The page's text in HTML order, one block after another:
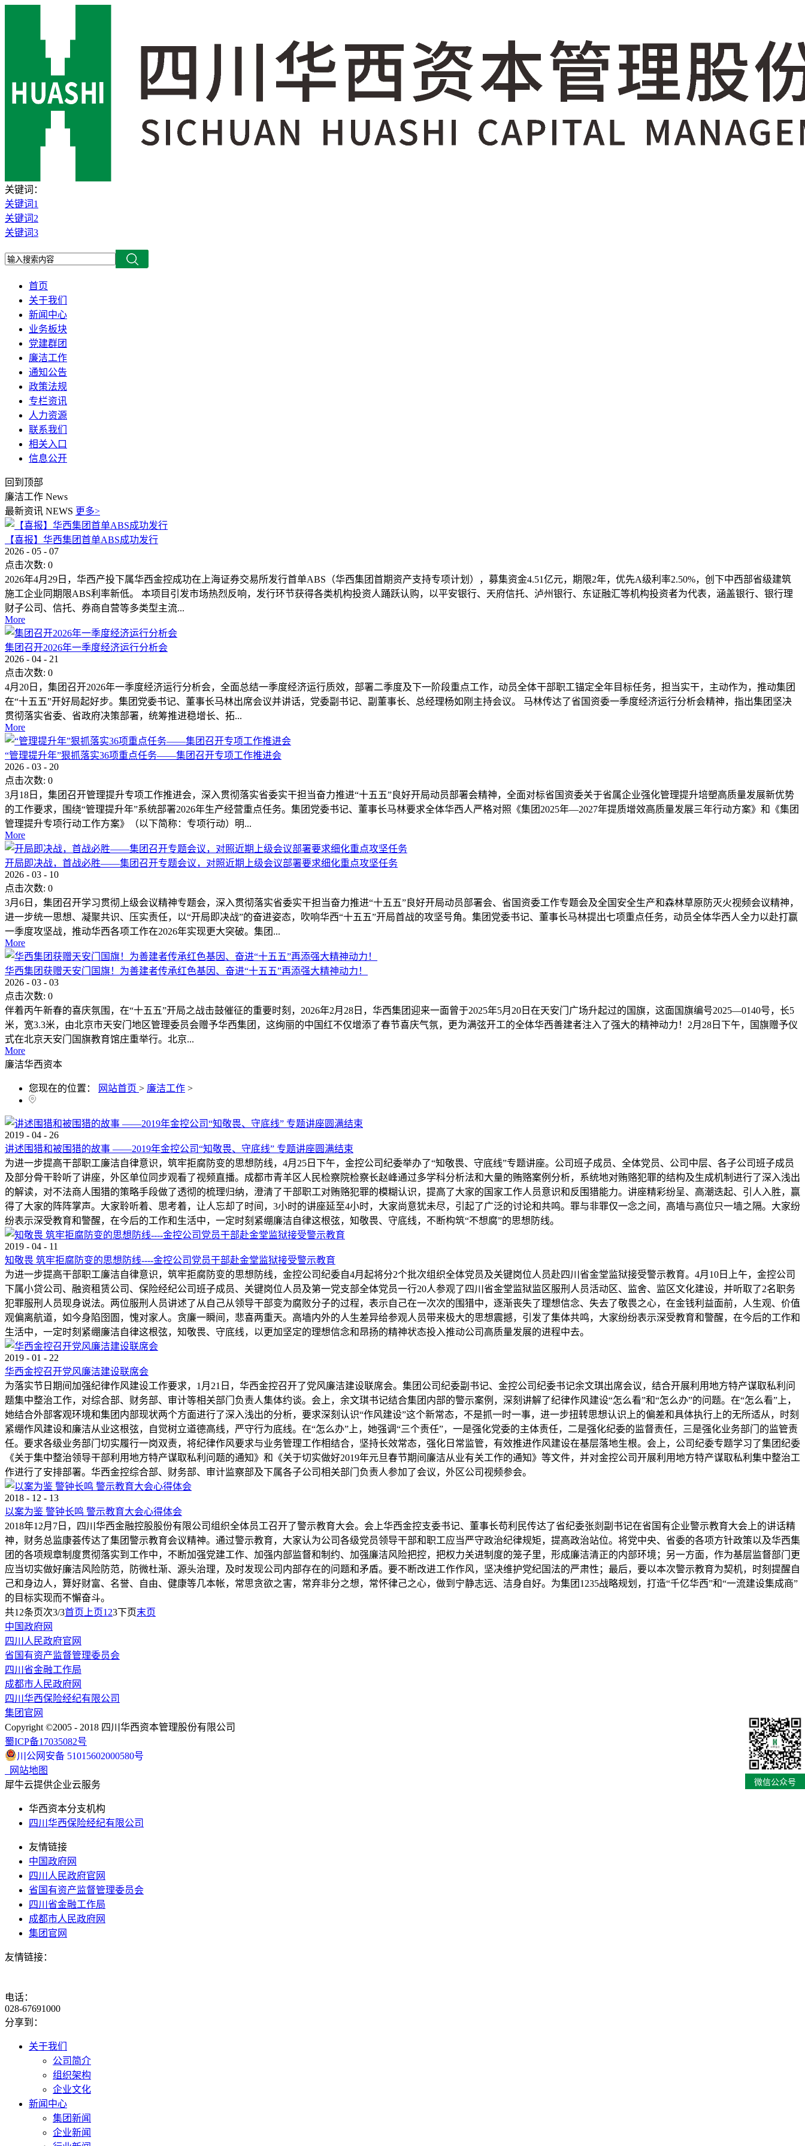
关键词：
关键词1
关键词2
关键词3
首页
关于我们
新闻中心
业务板块
党建群团
廉洁工作
通知公告
政策法规
专栏资讯
人力资源
联系我们
相关入口
信息公开
回到顶部
廉洁工作 News
最新资讯 NEWS 更多>
【喜报】华西集团首单ABS成功发行
2026 - 05 - 07
点击次数: 0
2026年4月29日，华西产投下属华西金控成功在上海证券交易所发行首单ABS（华西集团首期资产支持专项计划），募集资金4.51亿元，期限2年，优先A级利率2.50%，创下中西部省级建筑
施工企业同期限ABS利率新低。 本项目引发市场热烈反响，发行环节获得各类机构投资人踊跃认购，以平安银行、天府信托、泸州银行、东证融汇等机构投资者为代表，涵盖银行、银行理
财子公司、信托、券商自营等多类型主流...
More
集团召开2026年一季度经济运行分析会
2026 - 04 - 21
点击次数: 0
4月20日，集团召开2026年一季度经济运行分析会，全面总结一季度经济运行质效，部署二季度及下一阶段重点工作，动员全体干部职工锚定全年目标任务，担当实干，主动作为，推动集团
在“十五五”开好局起好步。集团党委书记、董事长马林出席会议并讲话，党委副书记、副董事长、总经理杨如刚主持会议。 马林传达了省国资委一季度经济运行分析会精神，指出集团坚决
贯彻落实省委、省政府决策部署，统筹推进稳增长、拓...
More
“管理提升年”狠抓落实36项重点任务——集团召开专项工作推进会
2026 - 03 - 20
点击次数: 0
3月18日，集团召开管理提升专项工作推进会，深入贯彻落实省委实干担当奋力推进“十五五”良好开局动员部署会精神，全面对标省国资委关于省属企业强化管理提升培塑高质量发展新优势
的工作要求，围绕“管理提升年”系统部署2026年生产经营重点任务。集团党委书记、董事长马林要求全体华西人严格对照《集团2025年—2027年提质增效高质量发展三年行动方案》和《集团
管理提升专项行动工作方案》（以下简称：专项行动）明...
More
开局即决战，首战必胜——集团召开专题会议，对照近期上级会议部署要求细化重点攻坚任务
2026 - 03 - 10
点击次数: 0
3月6日，集团召开学习贯彻上级会议精神专题会，深入贯彻落实省委实干担当奋力推进“十五五”良好开局动员部署会、省国资委工作专题会及全国安全生产和森林草原防灭火视频会议精神，
进一步统一思想、凝聚共识、压实责任，以“开局即决战”的奋进姿态，吹响华西“十五五”开局首战的攻坚号角。集团党委书记、董事长马林提出七项重点任务，动员全体华西人全力以赴打赢
一季度攻坚战，推动华西各项工作在2026年实现更大突破。集团...
More
华西集团获赠天安门国旗！为善建者传承红色基因、奋进“十五五”再添强大精神动力！
2026 - 03 - 03
点击次数: 0
伴着丙午新春的喜庆氛围，在“十五五”开局之战击鼓催征的重要时刻，2026年2月28日，华西集团迎来一面曾于2025年5月20日在天安门广场升起过的国旗，这面国旗编号2025—0140号，长5
米，宽3.3米，由北京市天安门地区管理委员会赠予华西集团，这绚丽的中国红不仅增添了春节喜庆气氛，更为满弦开工的全体华西善建者注入了强大的精神动力！2月28日下午，国旗赠予仪
式在北京天安门国旗教育馆庄重举行。北京...
More
廉洁华西资本
您现在的位置： 网站首页 > 廉洁工作 >
2019 - 04 - 26
讲述围猎和被围猎的故事 ——2019年金控公司“知敬畏、守底线” 专题讲座圆满结束
为进一步提高干部职工廉洁自律意识，筑牢拒腐防变的思想防线，4月25日下午，金控公司纪委举办了“知敬畏、守底线”专题讲座。公司班子成员、全体党员、公司中层、各子公司班子成员
及部分骨干聆听了讲座，外区单位同步观看了视频直播。成都市青羊区人民检察院检察长赵峰通过多学科分析法和大量的贿赂案例分析，系统地对贿赂犯罪的结构及生成机制进行了深入浅出
的解读，对不法商人围猎的策略手段做了透彻的梳理归纳，澄清了干部职工对贿赂犯罪的模糊认识，提高了大家的国家工作人员意识和反围猎能力。讲座精彩纷呈、高潮迭起、引人入胜，赢
得了大家的阵阵掌声。大家聆听着、思考着，让人忘却了时间，3小时的讲座延至4小时，大家尚意犹未尽，引起了广泛的讨论和共鸣。罪与非罪仅一念之间，高墙与高位只一墙之隔。大家纷
纷表示深受教育和警醒，在今后的工作和生活中，一定时刻紧绷廉洁自律这根弦，知敬畏、守底线，不断构筑“不想腐”的思想防线。
2019 - 04 - 11
知敬畏 筑牢拒腐防变的思想防线----金控公司党员干部赴金堂监狱接受警示教育
为进一步提高干部职工廉洁自律意识，筑牢拒腐防变的思想防线，金控公司纪委自4月起将分2个批次组织全体党员及关键岗位人员赴四川省金堂监狱接受警示教育。4月10日上午，金控公司
下属小贷公司、融资租赁公司、保险经纪公司班子成员、关键岗位人员及第一党支部全体党员一行20人参观了四川省金堂监狱监区服刑人员活动区、监舍、监区文化建设，并听取了2名职务
犯罪服刑人员现身说法。两位服刑人员讲述了从自己从领导干部变为腐败分子的过程，表示自己在一次次的围猎中，逐渐丧失了理想信念、失去了敬畏之心，在金钱利益面前，人生观、价值
观偏离航道，如今身陷囹圄，愧对家人。贪廉一瞬间，悲喜两重天。高墙内外的人生差异给参观人员带来极大的思想震撼，引发了集体共鸣，大家纷纷表示深受教育和警醒，在今后的工作和
生活中，一定时刻紧绷廉洁自律这根弦，知敬畏、守底线，以更加坚定的理想信念和昂扬的精神状态投入推动公司高质量发展的进程中去。
2019 - 01 - 22
华西金控召开党风廉洁建设联席会
为落实节日期间加强纪律作风建设工作要求，1月21日，华西金控召开了党风廉洁建设联席会。集团公司纪委副书记、金控公司纪委书记余文琪出席会议，结合开展利用地方特产谋取私利问
题集中整治工作，对综合部、财务部、审计等相关部门负责人集体约谈。会上，余文琪书记结合集团内部的警示案例，深刻讲解了纪律作风建设“怎么看”和“怎么办”的问题。在“怎么看”上，
她结合外部客观环境和集团内部现状两个方面进行了深入浅出的分析，要求深刻认识“作风建设”这个新常态，不是抓一时一事，进一步扭转思想认识上的偏差和具体执行上的无所适从，时刻
紧绷作风建设和廉洁从业这根弦，自觉树立道德高线，严守行为底线。在“怎么办”上，她强调“三个责任”，一是强化党委的主体责任，二是强化纪委的监督责任，三是强化业务部门的监管责
任。要求各级业务部门切实履行一岗双责，将纪律作风要求与业务管理工作相结合，坚持长效常态，强化日常监管，有效推进作风建设在基层落地生根。会上，公司纪委专题学习了集团纪委
《关于集中整治领导干部利用地方特产谋取私利问题的通知》和《关于切实做好2019年元旦春节期间廉洁从业有关工作的通知》等文件，并对金控公司开展利用地方特产谋取私利集中整治工
作进行了安排部署。华西金控综合部、财务部、审计监察部及下属各子公司相关部门负责人参加了会议，外区公司视频参会。
2018 - 12 - 13
以案为鉴 警钟长鸣 警示教育大会心得体会
2018年12月7日，四川华西金融控股股份有限公司组织全体员工召开了警示教育大会。会上华西金控支委书记、董事长苟利民传达了省纪委张剡副书记在省国有企业警示教育大会上的讲话精
神，财务总监康荟传达了集团警示教育会议精神。通过警示教育，大家认为公司各级党员领导干部和职工应当严守政治纪律规矩，提高政治站位。将党中央、省委的各项方针政策以及华西集
团的各项规章制度贯彻落实到工作中，不断加强党建工作、加强内部监督和制约、加强廉洁风险把控，把权力关进制度的笼子里，形成廉洁清正的内部环境；另一方面，作为基层监督部门更
应当切实做好廉洁风险防范，防微杜渐、源头治理，及时发现公司内部存在的问题和矛盾。要不断改进工作作风，坚决维护党纪国法的严肃性；最后，要以本次警示教育为契机，时刻提醒自
己和身边人，算好财富、名誉、自由、健康等几本帐，常思贪欲之害，常弃非分之想，常怀律己之心，做到宁静志远、洁身自好。为集团1235战略规划，打造“千亿华西”和“一流建设集成商”
的目标实现而不懈奋斗。
共12条页次3/3首页 上页1 23下页末页
中国政府网
四川人民政府官网
省国有资产监督管理委员会
四川省金融工作局
成都市人民政府网
四川华西保险经纪有限公司
集团官网
Copyright ©2005 - 2018 四川华西资本管理股份有限公司
蜀ICP备17035082号
川公网安备 51015602000580号
网站地图
犀牛云提供企业云服务
华西资本分支机构
四川华西保险经纪有限公司
友情链接
中国政府网
四川人民政府官网
省国有资产监督管理委员会
四川省金融工作局
成都市人民政府网
集团官网
友情链接：
电话：
028-67691000
分享到：
关于我们
公司简介
组织架构
企业文化
新闻中心
集团新闻
企业新闻
微信公众号